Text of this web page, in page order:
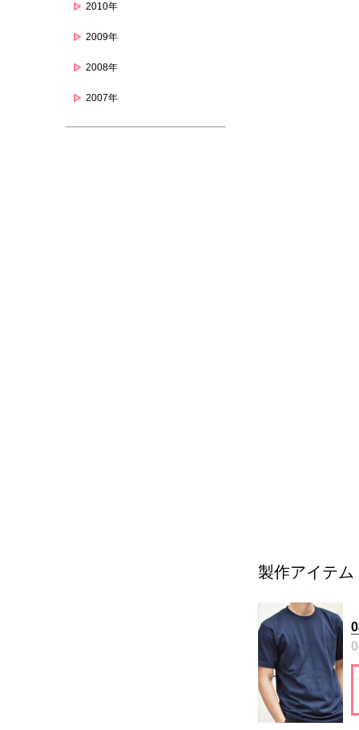
2010年
2009年
2008年
2007年
製作アイテム